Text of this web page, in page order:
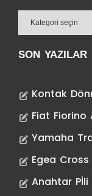
SON YAZILAR
Kontak
Fiat Fiorino
Yamaha
Egea Cross
Anahtar Pİli